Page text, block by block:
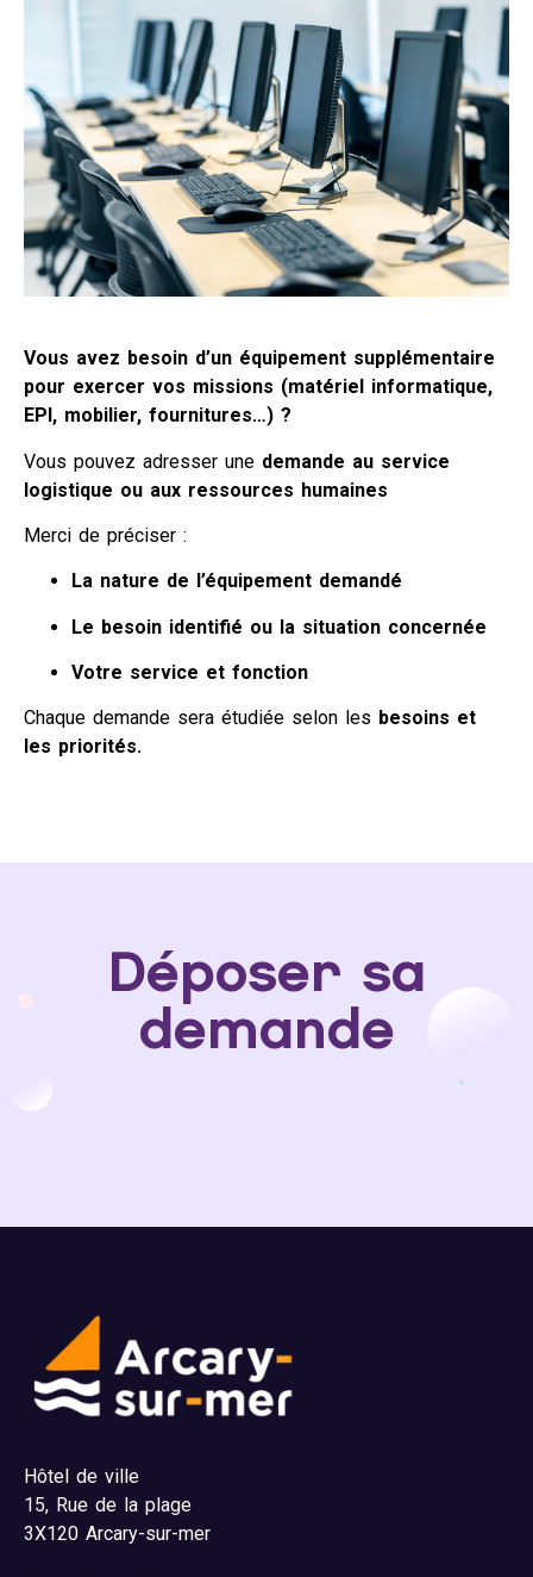
Vous avez besoin d’un équipement supplémentaire
pour exercer vos missions (matériel informatique,
EPI, mobilier, fournitures…) ?
Vous pouvez adresser une demande au service
logistique ou aux ressources humaines
Merci de préciser :
La nature de l’équipement demandé
Le besoin identifié ou la situation concernée
Votre service et fonction
Chaque demande sera étudiée selon les besoins et
les priorités.
Déposer sa
demande
Hôtel de ville
15, Rue de la plage
3X120 Arcary-sur-mer